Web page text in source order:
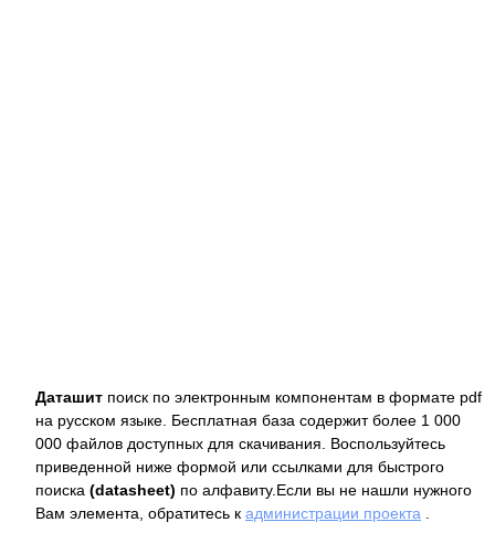
Даташит поиск по электронным компонентам в формате pdf
на русском языке. Бесплатная база содержит более 1 000
000 файлов доступных для скачивания. Воспользуйтесь
приведенной ниже формой или ссылками для быстрого
поиска (datasheet) по алфавиту.Если вы не нашли нужного
Вам элемента, обратитесь к администрации проекта